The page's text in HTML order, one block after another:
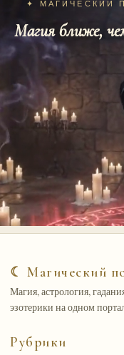
✦ МАГИЧЕСКИЙ
Магия ближе,
☾ Магический
Магия, астрология,
эзотерики на одном
Рубрики